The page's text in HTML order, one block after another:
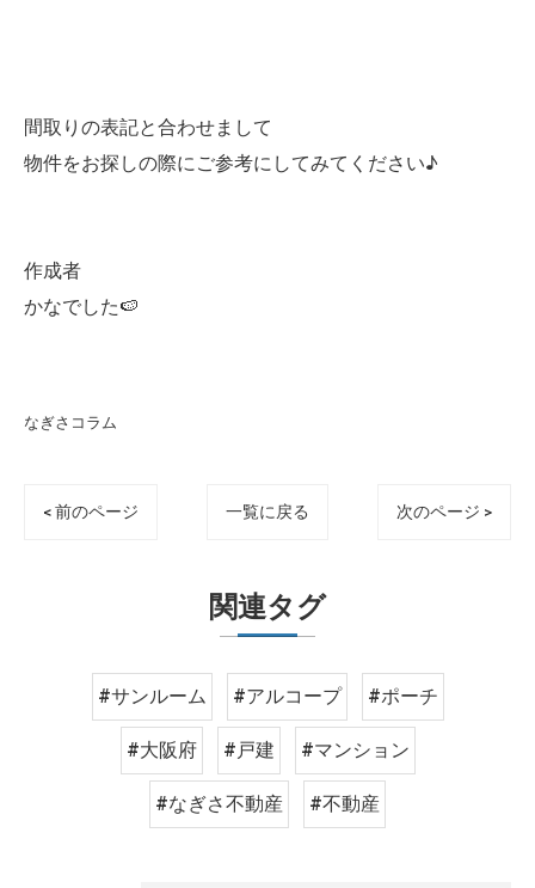
間取りの表記と合わせまして
物件をお探しの際にご参考にしてみてください♪
作成者
かなでした🍉
なぎさコラム
< 前のページ 一覧に戻る 次のページ >
関連タグ
#サンルーム #アルコープ #ポーチ
#大阪府 #戸建 #マンション
#なぎさ不動産 #不動産